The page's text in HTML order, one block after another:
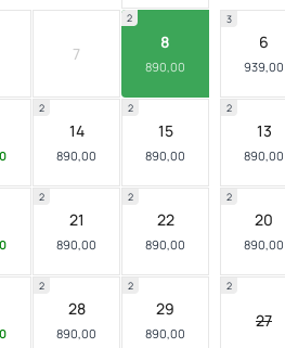
7
8
890,00
2
14
890,00
2
15
890,00
2
21
890,00
2
22
890,00
2
28
890,00
2
29
890,00
2
6
939,00
3
13
890,00
2
20
890,00
2
27
2